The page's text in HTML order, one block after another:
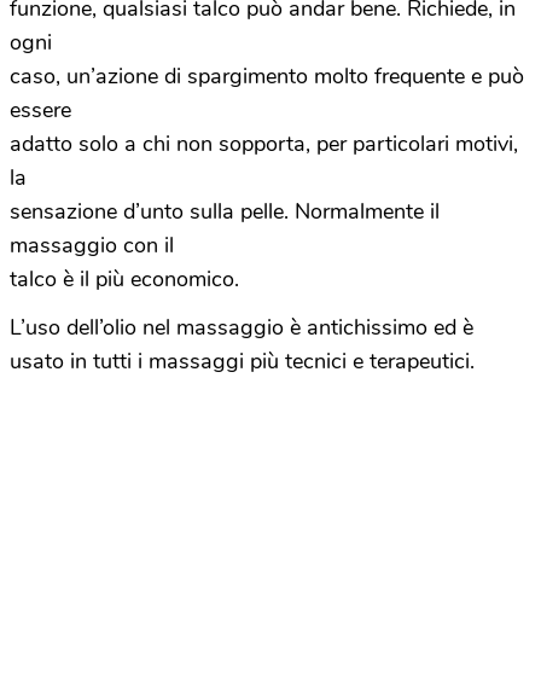
funzione, qualsiasi talco può andar bene. Richiede, in
ogni
caso, un’azione di spargimento molto frequente e può
essere
adatto solo a chi non sopporta, per particolari motivi,
la
sensazione d’unto sulla pelle. Normalmente il
massaggio con il
talco è il più economico.
L’uso dell’olio nel massaggio è antichissimo ed è
usato in tutti i massaggi più tecnici e terapeutici.